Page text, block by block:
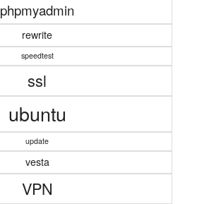
phpmyadmin
rewrite
speedtest
ssl
ubuntu
update
vesta
VPN